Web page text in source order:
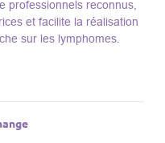
professionnels reconnus,
et facilite la réalisation
sur les lymphomes.
des initiatives de
l’unité parmi les